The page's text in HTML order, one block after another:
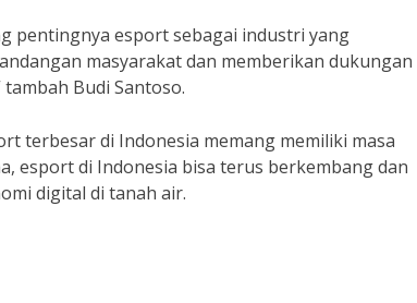
pentingnya esport sebagai industri yang
masyarakat dan memberikan dukungan
Budi Santoso.
terbesar di Indonesia memang memiliki masa
esport di Indonesia bisa terus berkembang dan
digital di tanah air.